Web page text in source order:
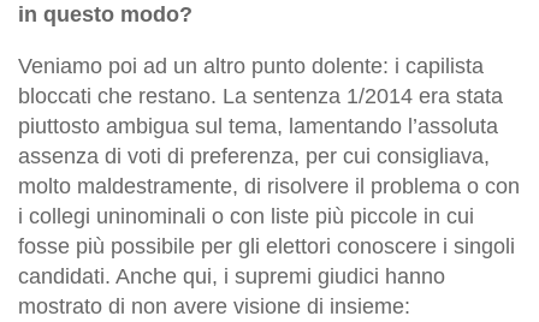
in questo modo?
Veniamo poi ad un altro punto dolente: i capilista
bloccati che restano. La sentenza 1/2014 era stata
piuttosto ambigua sul tema, lamentando l’assoluta
assenza di voti di preferenza, per cui consigliava,
molto maldestramente, di risolvere il problema o con
i collegi uninominali o con liste più piccole in cui
fosse più possibile per gli elettori conoscere i singoli
candidati. Anche qui, i supremi giudici hanno
mostrato di non avere visione di insieme: